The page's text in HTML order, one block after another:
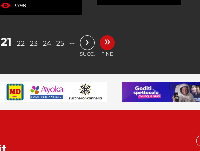
3798
21 22 23 24 25 … ›
SUCC.
»
FINE